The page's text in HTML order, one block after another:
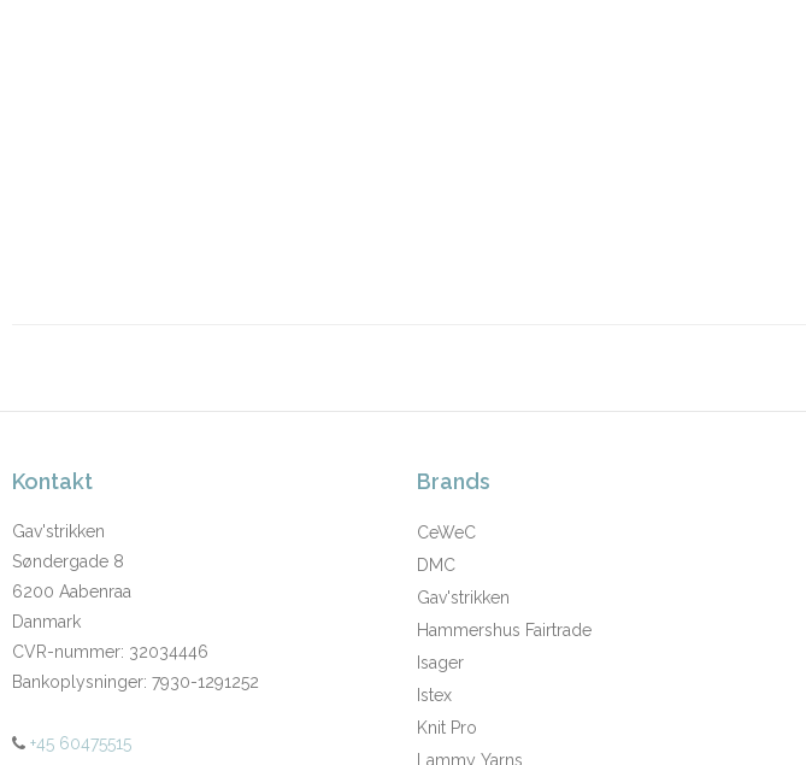
Kontakt
Gav'strikken
Søndergade 8
6200 Aabenraa
Danmark
CVR-nummer: 32034446
Bankoplysninger: 7930-1291252
+45 60475515
Brands
CeWeC
DMC
Gav'strikken
Hammershus Fairtrade
Isager
Istex
Knit Pro
Lammy Yarns